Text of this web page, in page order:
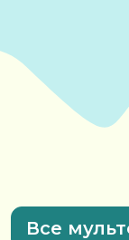
Все